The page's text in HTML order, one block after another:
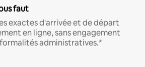
faut
exactes d'arrivée et de départ
en ligne, sans engagement
administratives.*